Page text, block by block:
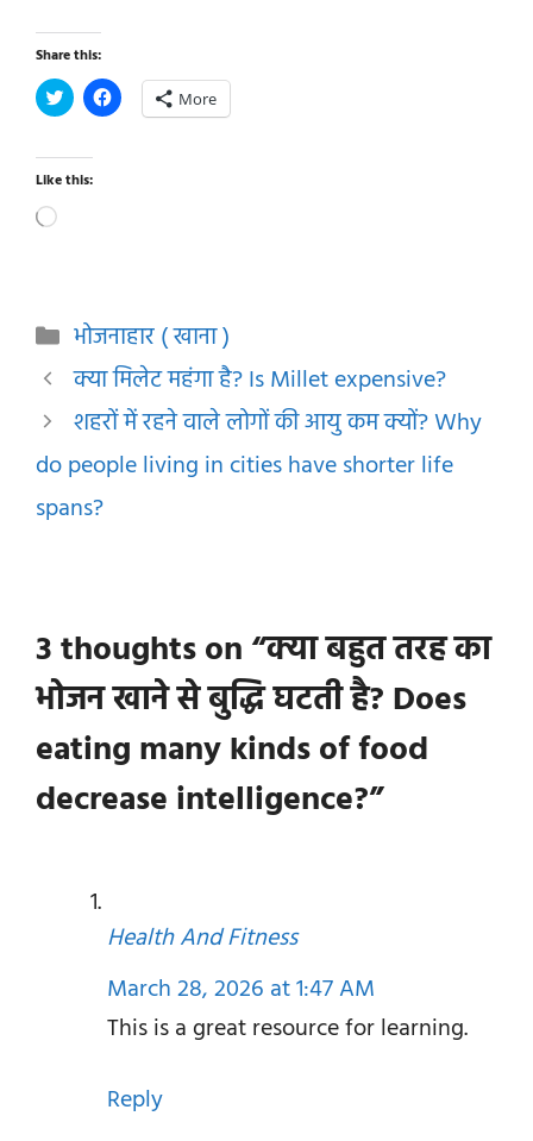
Share this:
More
Like this:
Loading…
Categories
भोजनाहार ( खाना )
क्या मिलेट महंगा है? Is Millet expensive?
शहरों में रहने वाले लोगों की आयु कम क्यों? Why
do people living in cities have shorter life
spans?
3 thoughts on “क्या बहुत तरह का
भोजन खाने से बुद्धि घटती है? Does
eating many kinds of food
decrease intelligence?”
Health And Fitness
March 28, 2026 at 1:47 AM
This is a great resource for learning.
Reply